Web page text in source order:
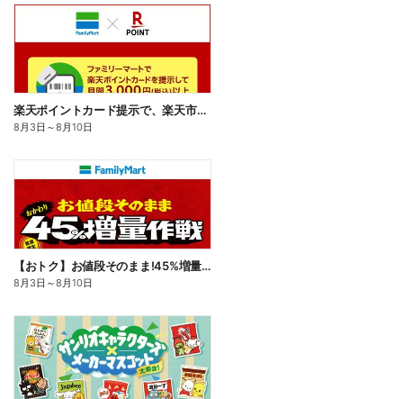
楽天ポイントカード提示で、楽天市場でのお買い物がおトクに!
8月3日 ～8月10日
【おトク】お値段そのまま!45%増量作戦!
8月3日 ～8月10日